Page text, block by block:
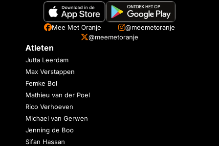
Mee Met Oranje
@meemetoranje
@meemetoranje
Atleten
Jutta Leerdam
Max Verstappen
Femke Bol
Mathieu van der Poel
Rico Verhoeven
Michael van Gerwen
Jenning de Boo
Sifan Hassan